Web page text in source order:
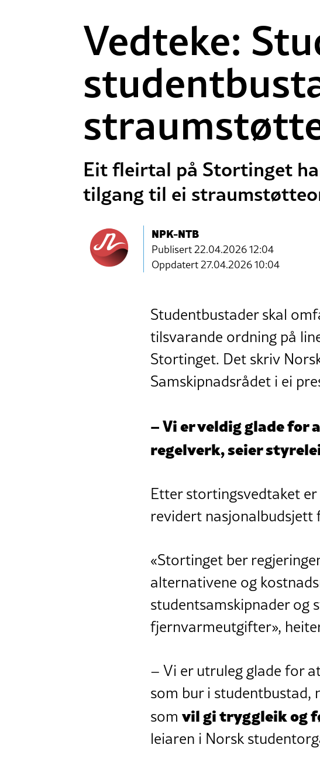
Vedteke:
Eit fleirtal på Stortinget
tilgang til ei
NPK-NTB
Publisert22.04.2026 12:04
Oppdatert 27.04.2026 10:04
Studentbustader skal
tilsvarande ordning på
Stortinget. Det skriv
Samskipnadsrådet i ei
– Vi er veldig glade
regelverk, seier
Etter stortingsvedtaket
revidert
«Stortinget ber
alternativene og
studentsamskipnader og
fjernvarmeutgifter»,
– Vi er utruleg glade for
som bur i studentbustad,
som vil gi tryggleik og
leiaren i Norsk